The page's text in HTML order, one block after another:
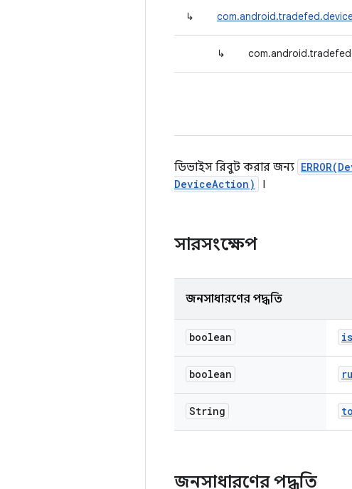
↳
↳
ডিভাইস রিবুট করার জন্য
DeviceAction)
।
সারসংক্ষেপ
জনসাধারণের পদ্ধতি
boolean is
boolean
String to
জনসাধারণের পদ্ধতি